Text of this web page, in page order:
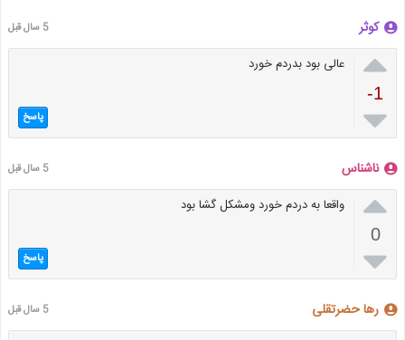
کوثر 5 سال قبل

-1

عالی بود بدردم خورد
پاسخ
ناشناس 5 سال قبل

0

واقعا به دردم خورد ومشکل گشا بود
پاسخ
رها حضرتقلی 5 سال قبل